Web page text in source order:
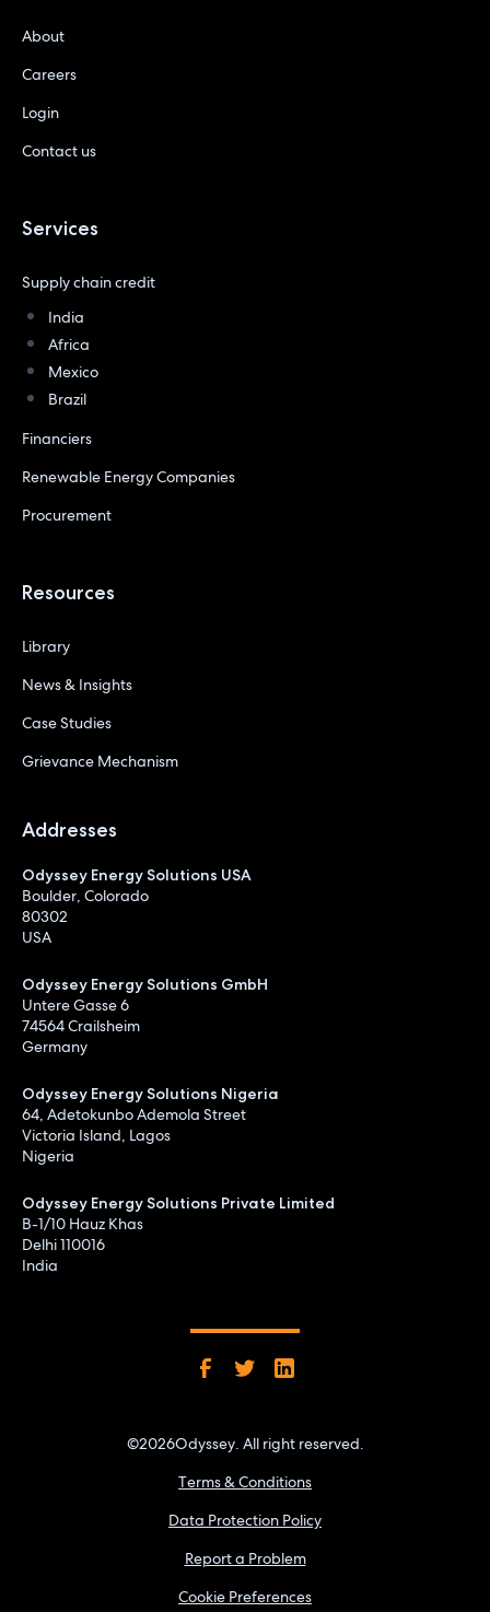
About
Careers
Login
Contact us
Services
Supply chain credit
India
Africa
Mexico
Brazil
Financiers
Renewable Energy Companies
Procurement
Resources
Library
News & Insights
Case Studies
Grievance Mechanism
Addresses
Odyssey Energy Solutions USA
Boulder, Colorado
80302
USA
Odyssey Energy Solutions GmbH
Untere Gasse 6
74564 Crailsheim
Germany
Odyssey Energy Solutions Nigeria
64, Adetokunbo Ademola Street
Victoria Island, Lagos
Nigeria
Odyssey Energy Solutions Private Limited
B-1/10 Hauz Khas
Delhi 110016
India
©2026Odyssey. All right reserved.
Terms & Conditions
Data Protection Policy
Report a Problem
Cookie Preferences